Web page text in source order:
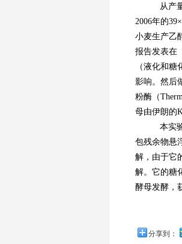
从产量
2006年的
小麦生产乙
报告发表在
（液化和
影响。然后
粉酶（
母由伊朗的
本实验
包残余物悬
解，由于它
解。它的糖
酵母发酵，
分享到：